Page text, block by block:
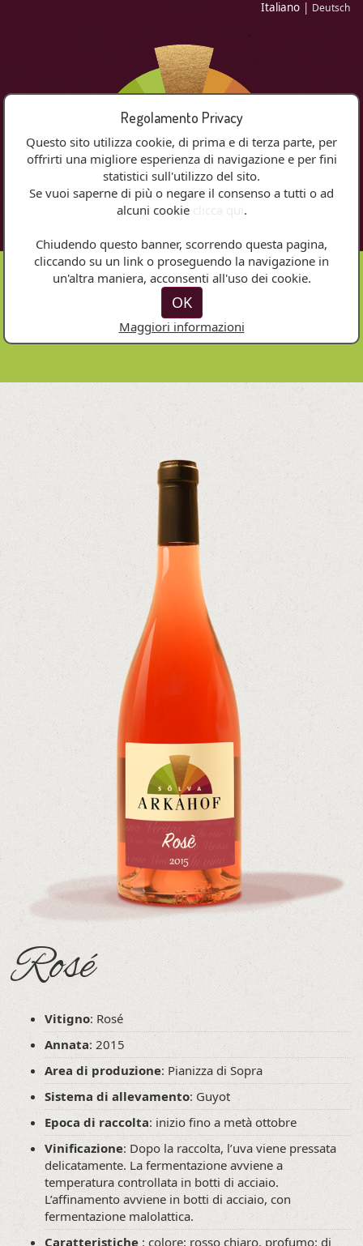
Regolamento Privacy
Questo sito utilizza cookie, di prima e di terza parte, per
offrirti una migliore esperienza di navigazione e per fini
statistici sull'utilizzo del sito.
Se vuoi saperne di più o negare il consenso a tutti o ad
alcuni cookie
.
Chiudendo questo banner, scorrendo questa pagina,
cliccando su un link o proseguendo la navigazione in
un'altra maniera, acconsenti all'uso dei cookie.
OK
Maggiori informazioni
Italiano | Deutsch
Vini Rosè
Rosé
Vitigno: Rosé
Annata: 2015
Area di produzione: Pianizza di Sopra
Sistema di allevamento: Guyot
Epoca di raccolta: inizio fino a metà ottobre
Vinificazione: Dopo la raccolta, l’uva viene pressata
delicatamente. La fermentazione avviene a
temperatura controllata in botti di acciaio.
L’affinamento avviene in botti di acciaio, con
fermentazione malolattica.
Caratteristiche : colore: rosso chiaro, profumo: di